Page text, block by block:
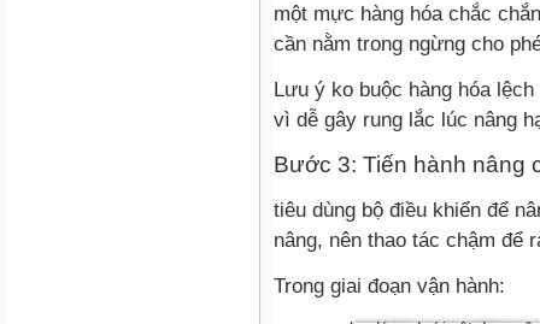
một mực hàng hóa chắc
cần nằm trong ngừng cho
Lưu ý ko buộc hàng hóa
vì dễ gây rung lắc lúc nâng
Bước 3: Tiến hành nâng
tiêu dùng bộ điều khiển để
nâng, nên thao tác chậm để
Trong giai đoạn vận hành: